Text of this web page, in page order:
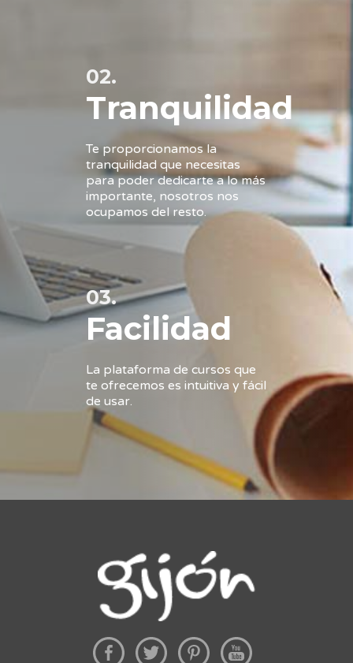
02.
Tranquilidad
Te proporcionamos la
tranquilidad que necesitas
para poder dedicarte a lo más
importante, nosotros nos
ocupamos del resto.
03.
Facilidad
La plataforma de cursos que
te ofrecemos es intuitiva y fácil
de usar.